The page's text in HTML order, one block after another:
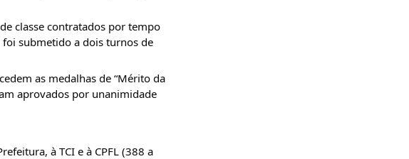
classe contratados por tempo
submetido a dois turnos de
as medalhas de “Mérito da
aprovados por unanimidade
à TCI e à CPFL (388 a